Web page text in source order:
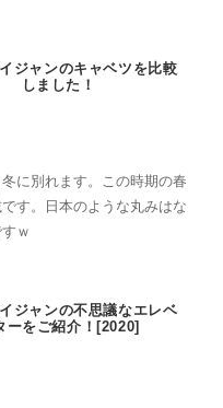
ジャンのキャベツを比較
しました！
に別れます。この時期の春
す。日本のような丸みはな
ｗ
ジャンの不思議なエレベ
ーをご紹介！[2020]